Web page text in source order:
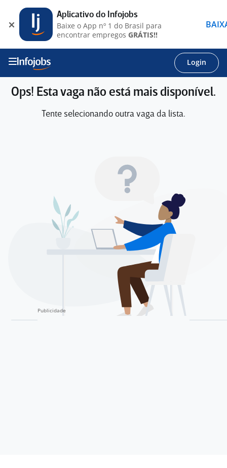
Login
Ops! Esta vaga não está mais disponível.
Tente selecionando outra vaga da lista.
Aplicativo do Infojobs
Baixe o App nº 1 do Brasil para
encontrar empregos GRÁTIS!!